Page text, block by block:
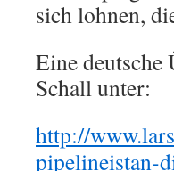
sich lohnen,
Eine
Schall unter:
http://
pipelineistan-